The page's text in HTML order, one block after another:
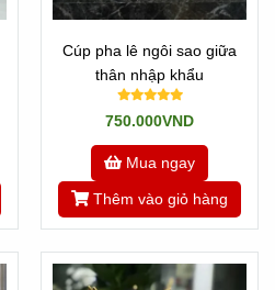
Cúp pha lê ngôi sao giữa
thân nhập khẩu
750.000VND
Mua ngay
Thêm vào giỏ hàng